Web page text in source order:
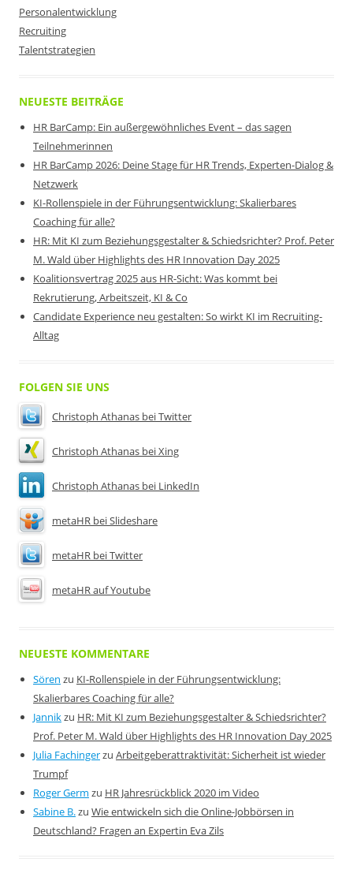
Personalentwicklung
Recruiting
Talentstrategien
NEUESTE BEITRÄGE
HR BarCamp: Ein außergewöhnliches Event – das sagen
Teilnehmerinnen
HR BarCamp 2026: Deine Stage für HR Trends, Experten-Dialog &
Netzwerk
KI-Rollenspiele in der Führungsentwicklung: Skalierbares
Coaching für alle?
HR: Mit KI zum Beziehungsgestalter & Schiedsrichter? Prof. Peter
M. Wald über Highlights des HR Innovation Day 2025
Koalitionsvertrag 2025 aus HR-Sicht: Was kommt bei
Rekrutierung, Arbeitszeit, KI & Co
Candidate Experience neu gestalten: So wirkt KI im Recruiting-
Alltag
FOLGEN SIE UNS
Christoph Athanas bei Twitter
Christoph Athanas bei Xing
Christoph Athanas bei LinkedIn
metaHR bei Slideshare
metaHR bei Twitter
metaHR auf Youtube
NEUESTE KOMMENTARE
Sören zu KI-Rollenspiele in der Führungsentwicklung:
Skalierbares Coaching für alle?
Jannikzu HR: Mit KI zum Beziehungsgestalter & Schiedsrichter?
Prof. Peter M. Wald über Highlights des HR Innovation Day 2025
Julia Fachingerzu Arbeitgeberattraktivität: Sicherheit ist wieder
Trumpf
Roger Germ zu HR Jahresrückblick 2020 im Video
Sabine B.zu Wie entwickeln sich die Online-Jobbörsen in
Deutschland? Fragen an Expertin Eva Zils